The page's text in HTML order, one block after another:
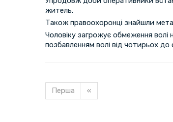
житель.
Також правоохоронці знайшли
Чоловіку загрожує обмеження волі
позбавленням волі від чотирьох до
Перша «